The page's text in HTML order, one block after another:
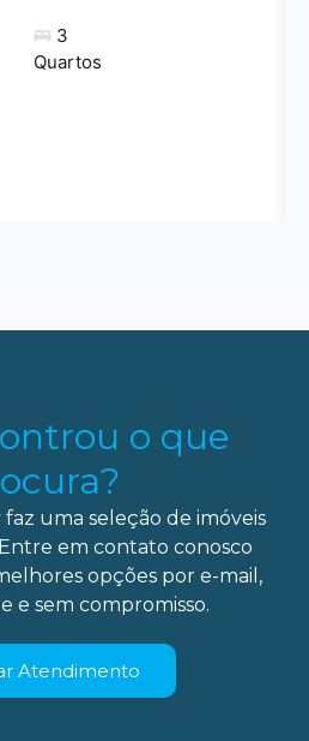
3
Quartos
o que
uma seleção de imóveis
em contato conosco
opções por e-mail,
e sem compromisso.
Atendimento